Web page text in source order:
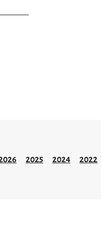
2025 2024 2022